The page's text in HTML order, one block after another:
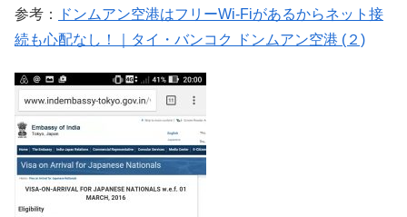
参考：
ドンムアン空港はフリーWi-Fiがあるからネット接
続も心配なし！｜タイ・バンコク ドンムアン空港 (２)